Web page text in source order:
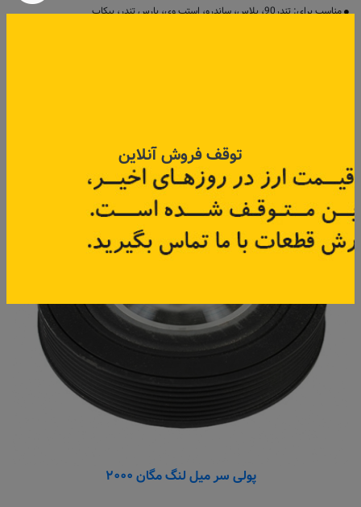
مناسب برای: تندر90، پلاس، ساندرو، استپ وی، پارس تندر، پیکاپ
به زودی
پولی سر میل لنگ مگان ۲۰۰۰
توقف فروش آنلاین